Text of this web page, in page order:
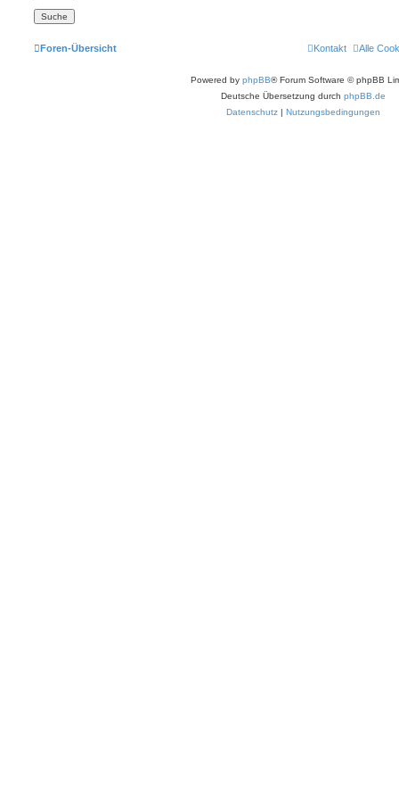
Foren-Übersicht Alle
Kontakt
Powered by phpBB® Forum Software © phpBB
Deutsche Übersetzung durch phpBB.de
Datenschutz | Nutzungsbedingungen